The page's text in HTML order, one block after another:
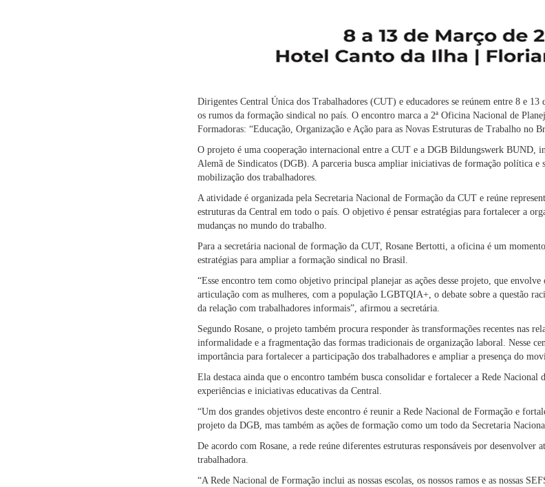
Dirigentes Central Única dos Trabalhadores (CUT) e educadores se reúnem entre 8 e
os rumos da formação sindical no país. O encontro marca a 2ª Oficina Nacional de
Formadoras: “Educação, Organização e Ação para as Novas Estruturas de Trabalho no
O projeto é uma cooperação internacional entre a CUT e a DGB Bildungswerk BUND,
Alemã de Sindicatos (DGB). A parceria busca ampliar iniciativas de formação política e
mobilização dos trabalhadores.
A atividade é organizada pela Secretaria Nacional de Formação da CUT e reúne
estruturas da Central em todo o país. O objetivo é pensar estratégias para fortalecer a
mudanças no mundo do trabalho.
Para a secretária nacional de formação da CUT, Rosane Bertotti, a oficina é um
estratégias para ampliar a formação sindical no Brasil.
“Esse encontro tem como objetivo principal planejar as ações desse projeto, que
articulação com as mulheres, com a população LGBTQIA+, o debate sobre a questão
da relação com trabalhadores informais”, afirmou a secretária.
Segundo Rosane, o projeto também procura responder às transformações recentes nas
informalidade e a fragmentação das formas tradicionais de organização laboral. Nesse
importância para fortalecer a participação dos trabalhadores e ampliar a presença do
Ela destaca ainda que o encontro também busca consolidar e fortalecer a Rede
experiências e iniciativas educativas da Central.
“Um dos grandes objetivos deste encontro é reunir a Rede Nacional de Formação e
projeto da DGB, mas também as ações de formação como um todo da Secretaria
De acordo com Rosane, a rede reúne diferentes estruturas responsáveis por desenvolver
trabalhadora.
“A Rede Nacional de Formação inclui as nossas escolas, os nossos ramos e as nossas